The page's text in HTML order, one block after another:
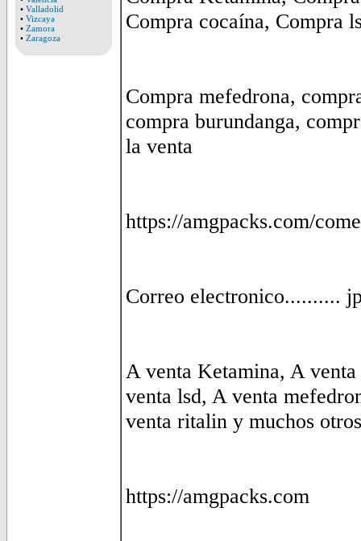
• Valladolid
• Vizcaya
• Zamora
• Zaragoza
Compra cocaína, Compra
Compra mefedrona,
compra burundanga,
la venta
https://amgpacks.com/
Correo electronico..........
A venta Ketamina, A
venta lsd, A venta
venta ritalin y muchos
https://amgpacks.com